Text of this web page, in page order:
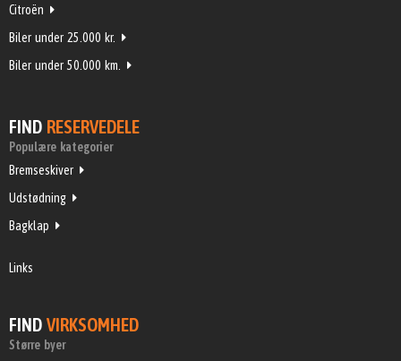
Citroën
Biler under 25.000 kr.
Biler under 50.000 km.
FIND RESERVEDELE
Populære kategorier
Bremseskiver
Udstødning
Bagklap
Links
FIND VIRKSOMHED
Større byer